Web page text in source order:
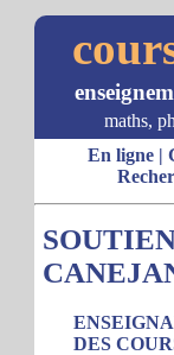
maths,
En ligne|
DES